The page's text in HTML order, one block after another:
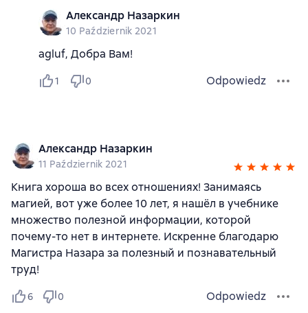
Александр Назаркин
10 Październik 2021
agluf, Добра Вам!
1 0 Odpowiedz
Александр Назаркин
11 Październik 2021
Книга хороша во всех отношениях! Занимаясь
магией, вот уже более 10 лет, я нашёл в учебнике
множество полезной информации, которой
почему-то нет в интернете. Искренне благодарю
Магистра Назара за полезный и познавательный
труд!
6 0 Odpowiedz